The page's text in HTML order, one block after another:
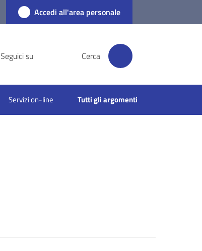
Accedi all'area personale
Seguici su Cerca
Servizi on-line Tutti gli argomenti